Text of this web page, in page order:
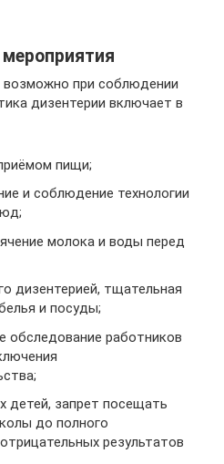
при соблюдении
дизентерии включает в
пищи;
и соблюдение технологии
молока и воды перед
дизентерией, тщательная
и посуды;
обследование работников
детей, запрет посещать
до полного
результатов